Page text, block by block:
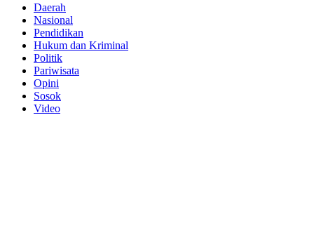
Daerah
Nasional
Pendidikan
Hukum dan Kriminal
Politik
Pariwisata
Opini
Sosok
Video